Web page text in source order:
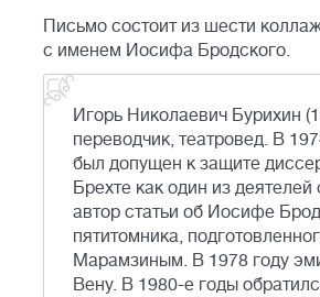
Письмо состоит из шести
с именем Иосифа Бродского.
Игорь Николаевич Бурихин
переводчик, театровед. В
был допущен к защите
Брехте как один из деятелей
автор статьи об Иосифе
пятитомника,
Марамзиным. В 1978 году
Вену. В 1980-е годы